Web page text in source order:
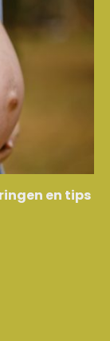
en tips